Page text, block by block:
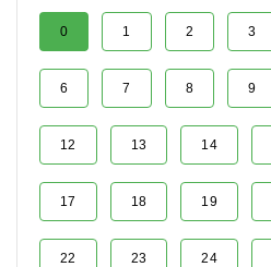
0 1 2 3
6 7 8 9
12 13 14
17 18 19
22 23 24